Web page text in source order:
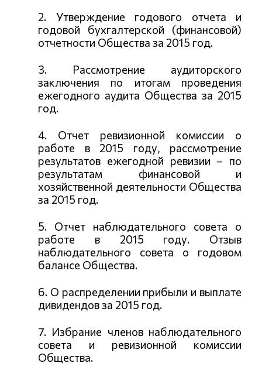
2. Утверждение годового отчета и
годовой бухгалтерской (финансовой)
отчетности Общества за 2015 год.
3. Рассмотрение аудиторского
заключения по итогам проведения
ежегодного аудита Общества за 2015
год.
4. Отчет ревизионной комиссии о
работе в 2015 году, рассмотрение
результатов ежегодной ревизии – по
результатам финансовой и
хозяйственной деятельности Общества
за 2015 год.
5. Отчет наблюдательного совета о
работе в 2015 году. Отзыв
наблюдательного совета о годовом
балансе Общества.
6. О распределении прибыли и выплате
дивидендов за 2015 год.
7. Избрание членов наблюдательного
совета и ревизионной комиссии
Общества.